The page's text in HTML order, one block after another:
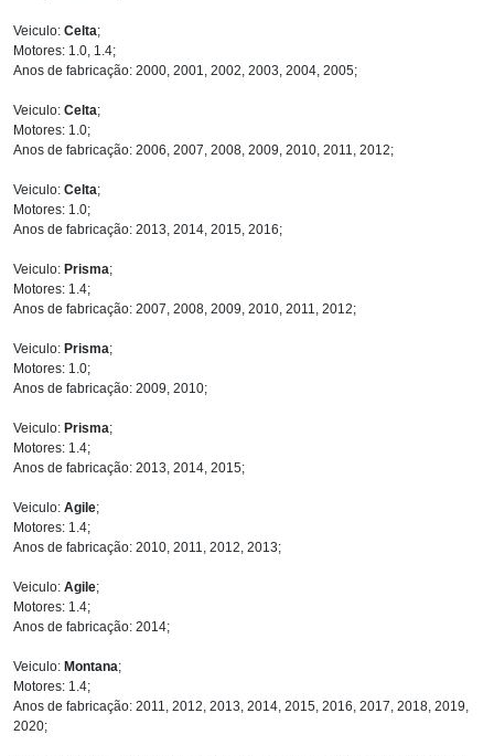
Veiculo: Celta;
Motores: 1.0, 1.4;
Anos de fabricação: 2000, 2001, 2002, 2003, 2004, 2005;
Veiculo: Celta;
Motores: 1.0;
Anos de fabricação: 2006, 2007, 2008, 2009, 2010, 2011, 2012;
Veiculo: Celta;
Motores: 1.0;
Anos de fabricação: 2013, 2014, 2015, 2016;
Veiculo: Prisma;
Motores: 1.4;
Anos de fabricação: 2007, 2008, 2009, 2010, 2011, 2012;
Veiculo: Prisma;
Motores: 1.0;
Anos de fabricação: 2009, 2010;
Veiculo: Prisma;
Motores: 1.4;
Anos de fabricação: 2013, 2014, 2015;
Veiculo: Agile;
Motores: 1.4;
Anos de fabricação: 2010, 2011, 2012, 2013;
Veiculo: Agile;
Motores: 1.4;
Anos de fabricação: 2014;
Veiculo: Montana;
Motores: 1.4;
Anos de fabricação: 2011, 2012, 2013, 2014, 2015, 2016, 2017, 2018, 2019,
2020;